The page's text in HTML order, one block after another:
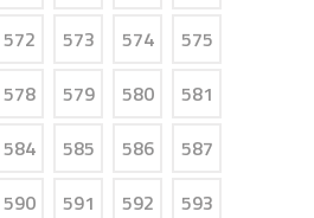
572 573 574
575
578 579 580
581
584 585 586
587
590 591 592
593